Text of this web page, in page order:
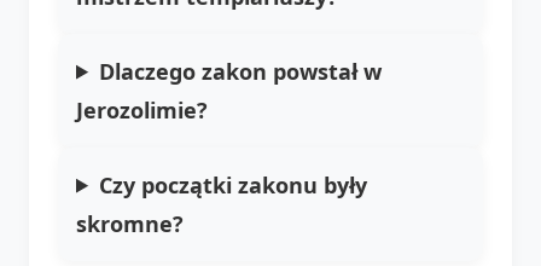
Dlaczego zakon powstał w
Jerozolimie?
Czy początki zakonu były
skromne?